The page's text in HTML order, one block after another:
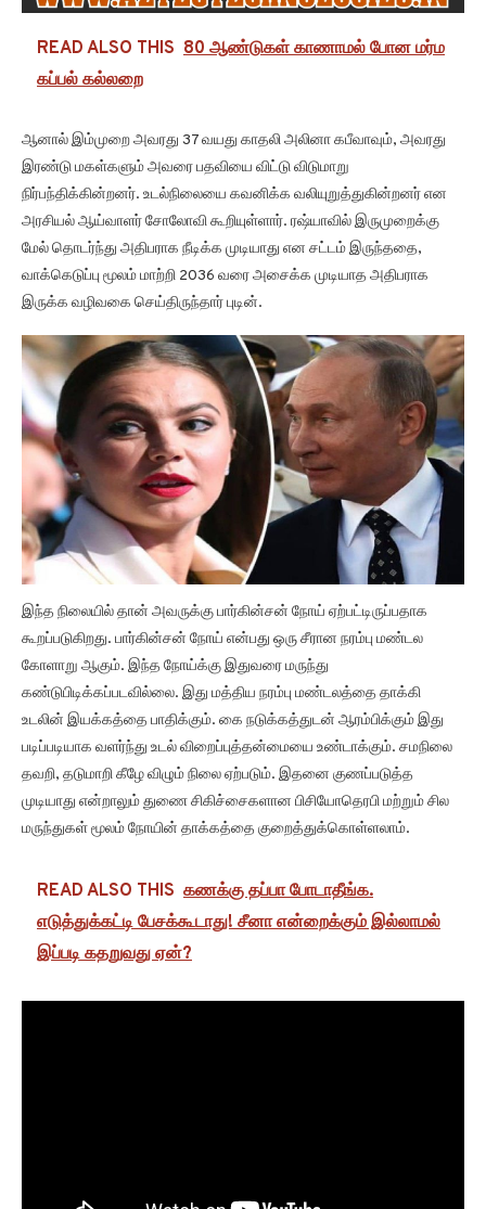
READ ALSO THIS 80 ஆண்டுகள் காணாமல் போன மர்ம
கப்பல் கல்லறை
ஆனால் இம்முறை அவரது 37 வயது காதலி அலினா கபீவாவும், அவரது
இரண்டு மகள்களும் அவரை பதவியை விட்டு விடுமாறு
நிர்பந்திக்கின்றனர். உடல்நிலையை கவனிக்க வலியுறுத்துகின்றனர் என
அரசியல் ஆய்வாளர் சோலோவி கூறியுள்ளார். ரஷ்யாவில் இருமுறைக்கு
மேல் தொடர்ந்து அதிபராக நீடிக்க முடியாது என சட்டம் இருந்ததை,
வாக்கெடுப்பு மூலம் மாற்றி 2036 வரை அசைக்க முடியாத அதிபராக
இருக்க வழிவகை செய்திருந்தார் புடின்.
இந்த நிலையில் தான் அவருக்கு பார்கின்சன் நோய் ஏற்பட்டிருப்பதாக
கூறப்படுகிறது. பார்கின்சன் நோய் என்பது ஒரு சீரான நரம்பு மண்டல
கோளாறு ஆகும். இந்த நோய்க்கு இதுவரை மருந்து
கண்டுபிடிக்கப்படவில்லை. இது மத்திய நரம்பு மண்டலத்தை தாக்கி
உடலின் இயக்கத்தை பாதிக்கும். கை நடுக்கத்துடன் ஆரம்பிக்கும் இது
படிப்படியாக வளர்ந்து உடல் விறைப்புத்தன்மையை உண்டாக்கும். சமநிலை
தவறி, தடுமாறி கீழே விழும் நிலை ஏற்படும். இதனை குணப்படுத்த
முடியாது என்றாலும் துணை சிகிச்சைகளான பிசியோதெரபி மற்றும் சில
மருந்துகள் மூலம் நோயின் தாக்கத்தை குறைத்துக்கொள்ளலாம்.
READ ALSO THIS கணக்கு தப்பா போடாதீங்க.
எடுத்துக்கட்டி பேசக்கூடாது! சீனா என்றைக்கும் இல்லாமல்
இப்படி கதறுவது ஏன்?